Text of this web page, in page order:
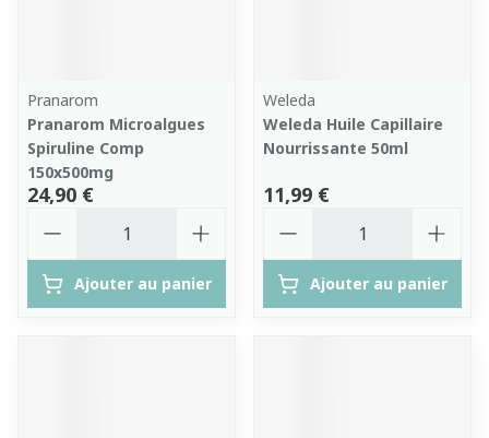
Pranarom
Pranarom Microalgues
Spiruline Comp
150x500mg
24,90 €
Ajouter au panier
Weleda
Weleda Huile Capillaire
Nourrissante 50ml
11,99 €
Ajouter au panier